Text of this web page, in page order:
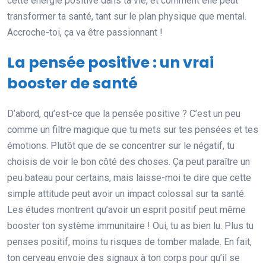
transformer ta santé, tant sur le plan physique que mental.
Accroche-toi, ça va être passionnant !
La pensée positive : un vrai
booster de santé
D’abord, qu’est-ce que la pensée positive ? C’est un peu
comme un filtre magique que tu mets sur tes pensées et tes
émotions. Plutôt que de se concentrer sur le négatif, tu
choisis de voir le bon côté des choses. Ça peut paraître un
peu bateau pour certains, mais laisse-moi te dire que cette
simple attitude peut avoir un impact colossal sur ta santé.
Les études montrent qu’avoir un esprit positif peut même
booster ton système immunitaire ! Oui, tu as bien lu. Plus tu
penses positif, moins tu risques de tomber malade. En fait,
ton cerveau envoie des signaux à ton corps pour qu’il se